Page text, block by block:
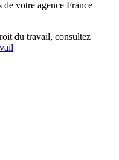
de votre agence France
du travail, consultez